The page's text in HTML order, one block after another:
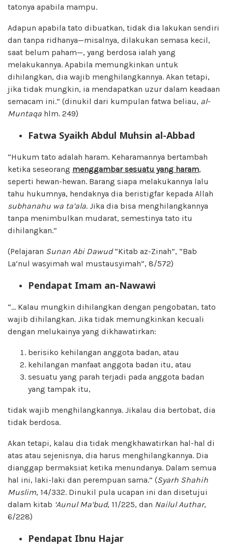
tatonya apabila mampu.
Adapun apabila tato dibuatkan, tidak dia lakukan sendiri
dan tanpa ridhanya—misalnya, dilakukan semasa kecil,
saat belum paham—, yang berdosa ialah yang
melakukannya. Apabila memungkinkan untuk
dihilangkan, dia wajib menghilangkannya. Akan tetapi,
jika tidak mungkin, ia mendapatkan uzur dalam keadaan
semacam ini.” (dinukil dari kumpulan fatwa beliau, al-
Muntaqa hlm. 249)
Fatwa Syaikh Abdul Muhsin al-Abbad
“Hukum tato adalah haram. Keharamannya bertambah
ketika seseorang menggambar sesuatu yang haram,
seperti hewan-hewan. Barang siapa melakukannya lalu
tahu hukumnya, hendaknya dia beristigfar kepada Allah
subhanahu wa ta’ala. Jika dia bisa menghilangkannya
tanpa menimbulkan mudarat, semestinya tato itu
dihilangkan.”
(Pelajaran Sunan Abi Dawud“Kitab az-Zinah”, “Bab
La’nul wasyimah wal mustausyimah”, 8/572)
Pendapat Imam an-Nawawi
“… Kalau mungkin dihilangkan dengan pengobatan, tato
wajib dihilangkan. Jika tidak memungkinkan kecuali
dengan melukainya yang dikhawatirkan:
berisiko kehilangan anggota badan, atau
kehilangan manfaat anggota badan itu, atau
sesuatu yang parah terjadi pada anggota badan
yang tampak itu,
tidak wajib menghilangkannya. Jikalau dia bertobat, dia
tidak berdosa.
Akan tetapi, kalau dia tidak mengkhawatirkan hal-hal di
atas atau sejenisnya, dia harus menghilangkannya. Dia
dianggap bermaksiat ketika menundanya. Dalam semua
hal ini, laki-laki dan perempuan sama.” (Syarh Shahih
Muslim, 14/332. Dinukil pula ucapan ini dan disetujui
dalam kitab ‘Aunul Ma’bud, 11/225, dan Nailul Authar,
6/228)
Pendapat Ibnu Hajar